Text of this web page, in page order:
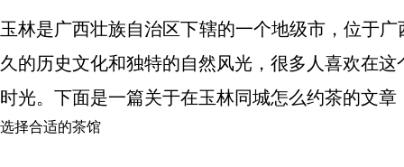
玉林是广西壮族自治区下辖的一个地级市，位于
久的历史文化和独特的自然风光，很多人喜欢在
时光。下面是一篇关于在玉林同城怎么约茶的文
选择合适的茶馆